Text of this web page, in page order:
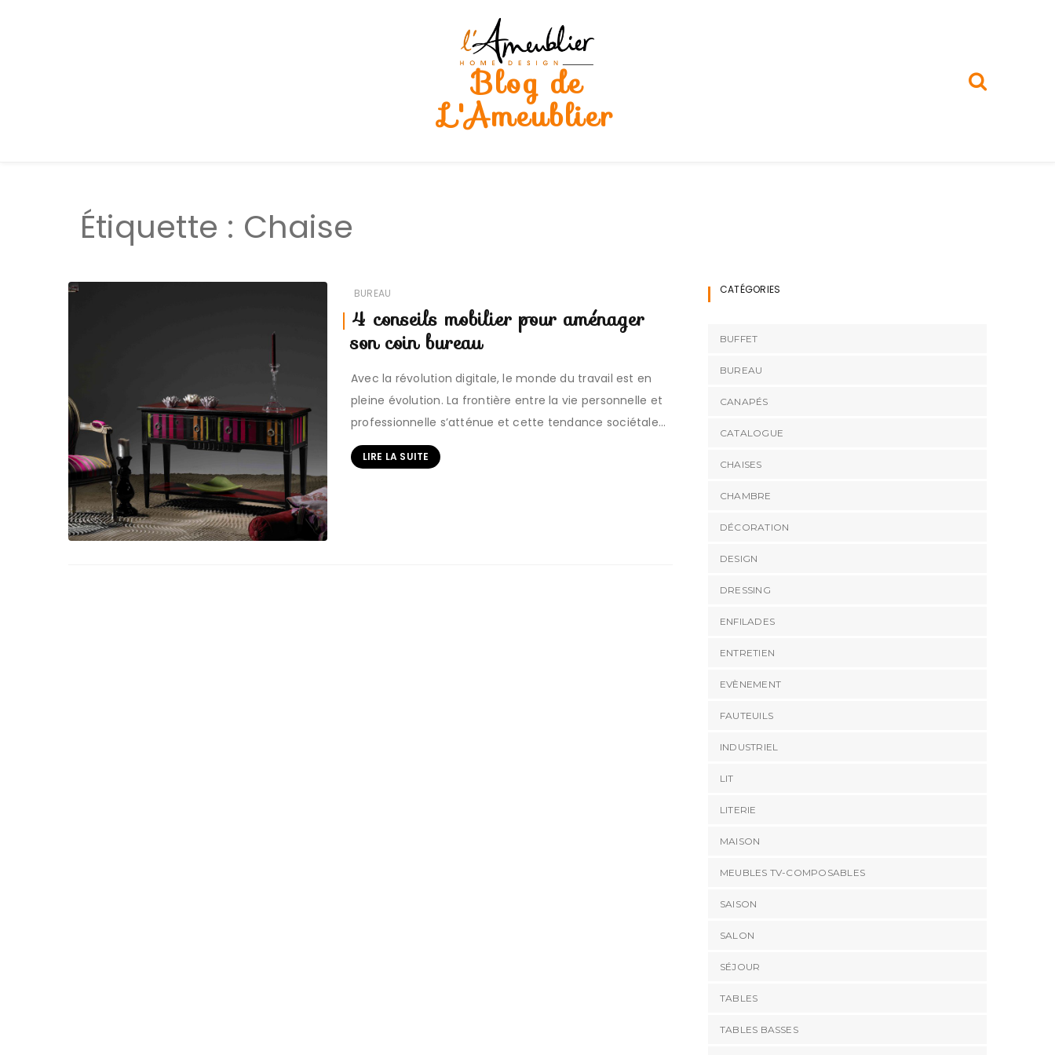
Blog de
L'Ameublier
Étiquette : Chaise
BUREAU
4 conseils mobilier pour aménager
son coin bureau
Avec la révolution digitale, le monde du travail est en
pleine évolution. La frontière entre la vie personnelle et
professionnelle s’atténue et cette tendance sociétale…
LIRE LA SUITE
CATÉGORIES
BUFFET
BUREAU
CANAPÉS
CATALOGUE
CHAISES
CHAMBRE
DÉCORATION
DESIGN
DRESSING
ENFILADES
ENTRETIEN
EVÈNEMENT
FAUTEUILS
INDUSTRIEL
LIT
LITERIE
MAISON
MEUBLES TV-COMPOSABLES
SAISON
SALON
SÉJOUR
TABLES
TABLES BASSES